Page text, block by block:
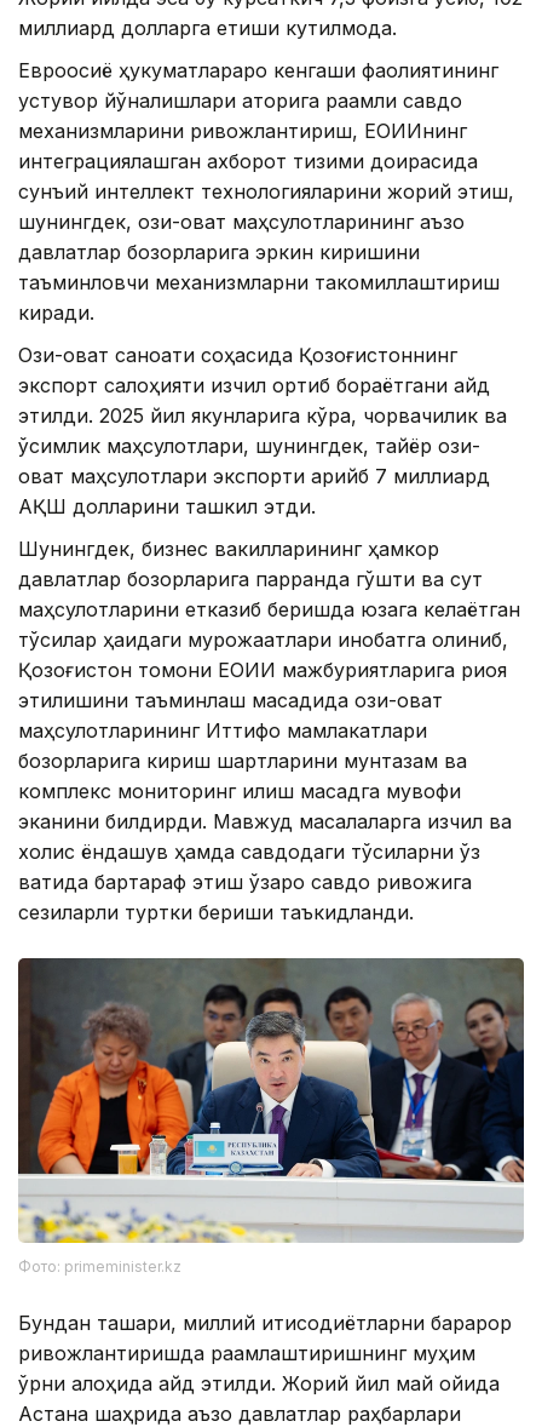
миллиард долларга етиши кутилмоқда.
Евроосиё ҳукуматлараро кенгаши фаолиятининг
устувор йўналишлари қаторига рақамли савдо
механизмларини ривожлантириш, ЕОИИнинг
интеграциялашган ахборот тизими доирасида
сунъий интеллект технологияларини жорий этиш,
шунингдек, озиқ-овқат маҳсулотларининг аъзо
давлатлар бозорларига эркин киришини
таъминловчи механизмларни такомиллаштириш
киради.
Озиқ-овқат саноати соҳасида Қозоғистоннинг
экспорт салоҳияти изчил ортиб бораётгани қайд
этилди. 2025 йил якунларига кўра, чорвачилик ва
ўсимлик маҳсулотлари, шунингдек, тайёр озиқ-
овқат маҳсулотлари экспорти қарийб 7 миллиард
АҚШ долларини ташкил этди.
Шунингдек, бизнес вакилларининг ҳамкор
давлатлар бозорларига парранда гўшти ва сут
маҳсулотларини етказиб беришда юзага келаётган
тўсиқлар ҳақидаги мурожаатлари инобатга олиниб,
Қозоғистон томони ЕОИИ мажбуриятларига риоя
этилишини таъминлаш мақсадида озиқ-овқат
маҳсулотларининг Иттифоқ мамлакатлари
бозорларига кириш шартларини мунтазам ва
комплекс мониторинг қилиш мақсадга мувофиқ
эканини билдирди. Мавжуд масалаларга изчил ва
холис ёндашув ҳамда савдодаги тўсиқларни ўз
вақтида бартараф этиш ўзаро савдо ривожига
сезиларли туртки бериши таъкидланди.
Фото: primeminister.kz
Бундан ташқари, миллий иқтисодиётларни барқарор
ривожлантиришда рақамлаштиришнинг муҳим
ўрни алоҳида қайд этилди. Жорий йил май ойида
Астана шаҳрида аъзо давлатлар раҳбарлари